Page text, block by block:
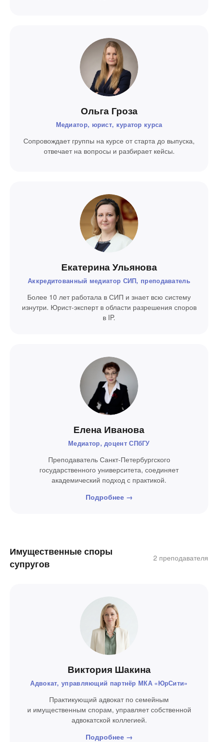
Ольга Гроза
Медиатор, юрист, куратор курса
Сопровождает группы на курсе от старта до выпуска,
отвечает на вопросы и разбирает кейсы.
Екатерина Ульянова
Аккредитованный медиатор СИП, преподаватель
Более 10 лет работала в СИП и знает всю систему
изнутри. Юрист-эксперт в области разрешения споров
в IP.
Елена Иванова
Медиатор, доцент СПбГУ
Преподаватель Санкт-Петербургского
государственного университета, соединяет
академический подход с практикой.
Подробнее →
Имущественные споры
супругов
2 преподавателя
Виктория Шакина
Адвокат, управляющий партнёр МКА «ЮрСити»
Практикующий адвокат по семейным
и имущественным спорам, управляет собственной
адвокатской коллегией.
Подробнее →